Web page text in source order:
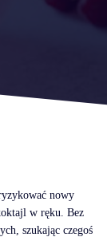
nowy
w ręku. Bez
szukając czegoś